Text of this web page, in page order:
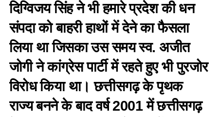
दिग्विजय सिंह ने भी हमारे प्रदेश की धन
संपदा को बाहरी हाथों में देने का फैसला
लिया था जिसका उस समय स्व. अजीत
जोगी ने कांग्रेस पार्टी में रहते हुए भी पुरजोर
विरोध किया था। छत्तीसगढ़ के पृथक
राज्य बनने के बाद वर्ष 2001 में छत्तीसगढ़